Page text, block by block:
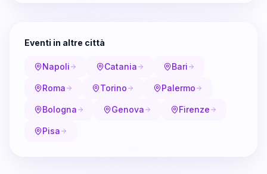
Eventi in altre città
Napoli Catania Bari
Roma Torino Palermo
Bologna Genova Firenze
Pisa